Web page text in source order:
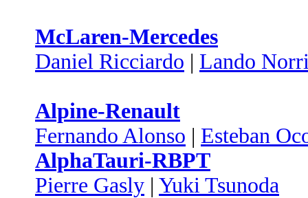
McLaren-Mercedes
Daniel Ricciardo | Lando
Alpine-Renault
Fernando Alonso | Esteban
AlphaTauri-RBPT
Pierre Gasly | Yuki Tsunoda